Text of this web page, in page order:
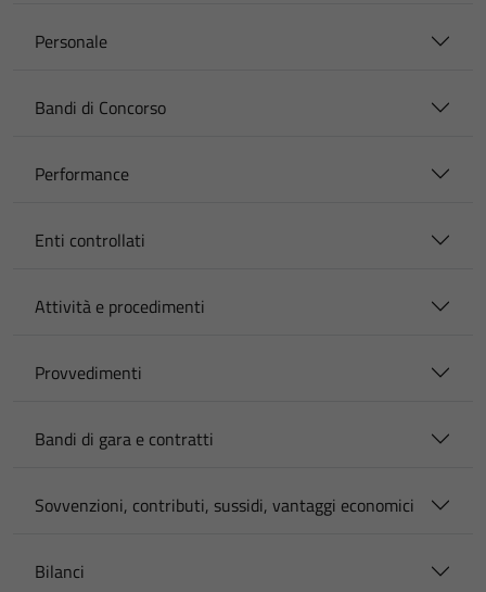
Personale
Bandi di Concorso
Performance
Enti controllati
Attività e procedimenti
Provvedimenti
Bandi di gara e contratti
Sovvenzioni, contributi, sussidi, vantaggi economici
Bilanci